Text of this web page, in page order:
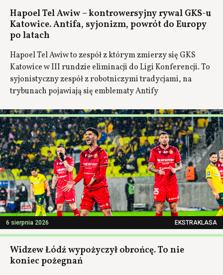
Hapoel Tel Awiw – kontrowersyjny rywal GKS-u
Katowice. Antifa, syjonizm, powrót do Europy
po latach
Hapoel Tel Awiw to zespół z którym zmierzy się GKS
Katowice w III rundzie eliminacji do Ligi Konferencji. To
syjonistyczny zespół z robotniczymi tradycjami, na
trybunach pojawiają się emblematy Antify
6 sierpnia 2026 EKSTRAKLASA
Widzew Łódź wypożyczył obrońcę. To nie
koniec pożegnań